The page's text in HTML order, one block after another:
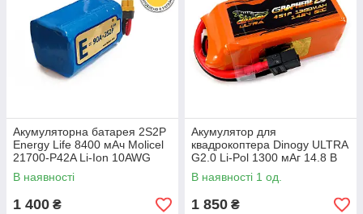
Акумуляторна батарея 2S2P
Energy Life 8400 мАч Moliсel
21700-P42A Li-Ion 10AWG
XT90S-F (001)
В наявності
1 400 ₴
Акумулятор для
квадрокоптера Dinogy ULTRA
G2.0 Li-Pol 1300 мАг 14.8 В
70x34x33 мм XT60 80C
В наявності 1 од.
1 850 ₴